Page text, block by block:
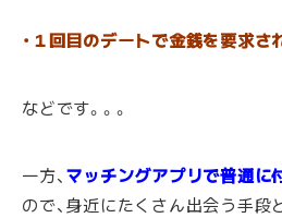
・１回目のデートで金銭を要求され
などです。。。
一方、マッチングアプリで普通に
ので、身近にたくさん出会う手